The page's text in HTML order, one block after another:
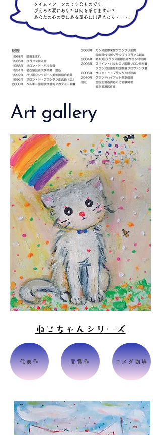
タイムマシーンのようなものです。
ぴえろの涙にあなたは何を感じますか？
あなたの心の奥にある童心に出逢えたら・・・。
ねこちゃんシリーズ
Art gallery
代表作 受賞作 コメダ珈琲